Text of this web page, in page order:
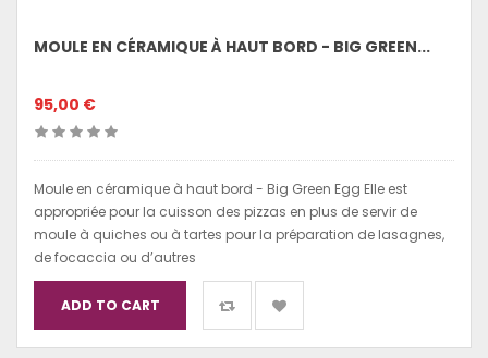
MOULE EN CÉRAMIQUE À HAUT BORD - BIG GREEN...
95,00 €
Moule en céramique à haut bord - Big Green Egg Elle est
appropriée pour la cuisson des pizzas en plus de servir de
moule à quiches ou à tartes pour la préparation de lasagnes,
de focaccia ou d’autres
ADD TO CART